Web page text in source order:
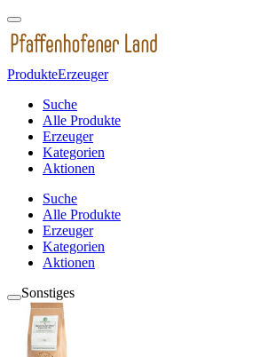
ProdukteErzeuger
Suche
Alle Produkte
Erzeuger
Kategorien
Aktionen
Suche
Alle Produkte
Erzeuger
Kategorien
Aktionen
Sonstiges